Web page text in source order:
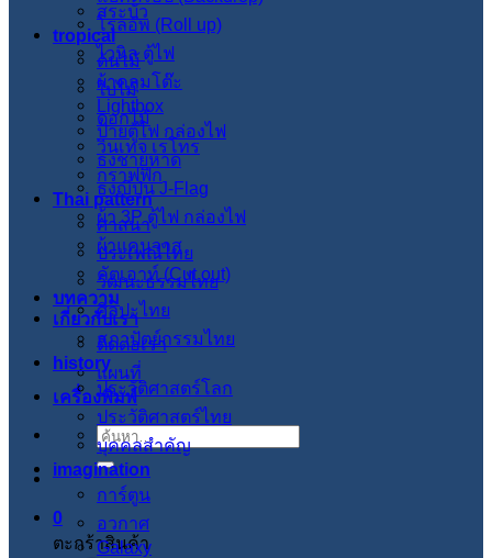
โรลอัพ (Roll up)
ไวนิล ตู้ไฟ
ผ้าคลุมโต๊ะ
Lightbox
ป้ายตู้ไฟ กล่องไฟ
ธงชายหาด
ธงญี่ปุ่น J-Flag
ผ้า 3P ตู้ไฟ กล่องไฟ
ผ้าแคนวาส
คัตเอาท์ (Cut out)
บทความ
เกี่ยวกับเรา
ติดต่อเรา
แผนที่
เครื่องพิมพ์
ค้นหา:
0
ตะกร้าสินค้า
สระบัว
tropical
ต้นไม้
ใบไม้
ดอกไม้
วินเทจ เรโทร
กราฟฟิก
Thai pattern
ศาสนา
ประเพณีไทย
วัฒนะธรรมไทย
ศิลปะไทย
สภาปัตย์กรรมไทย
history
ประวัติศาสตร์โลก
ประวัติศาสตร์ไทย
บุคคลสำคัญ
imagination
การ์ตูน
อวกาศ
Galaxy